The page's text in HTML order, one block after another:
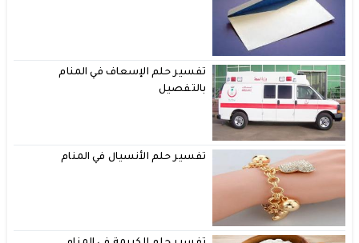
تفسير حلم الإسعاف في المنام
بالتفصيل
تفسير حلم الأنسيال في المنام